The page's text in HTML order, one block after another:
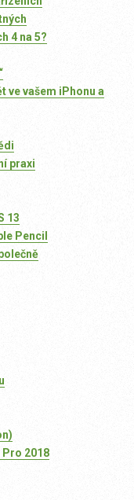
4 na 5?
ve vašem iPhonu a
praxi
13
Pencil
2018